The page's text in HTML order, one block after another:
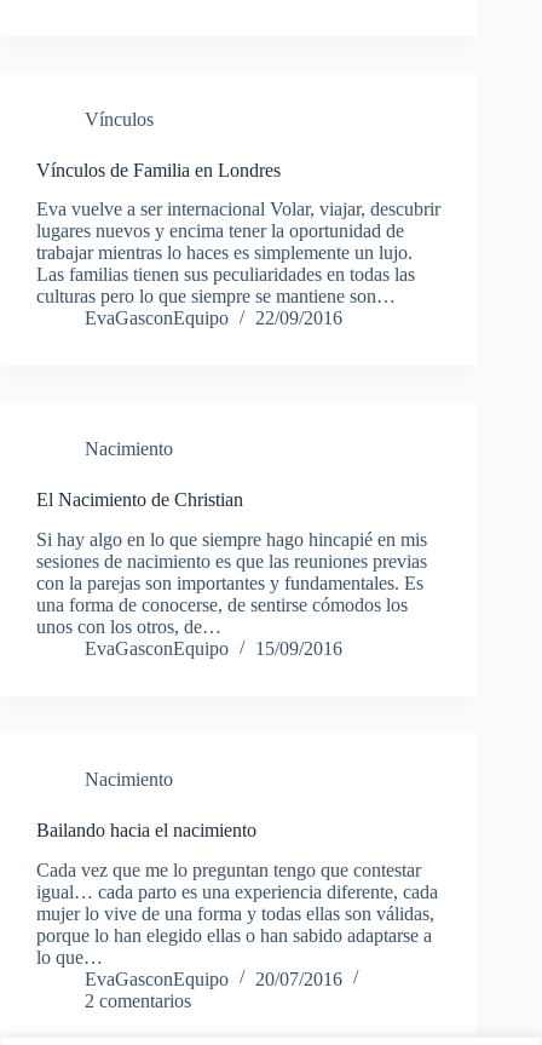
Vínculos
Vínculos de Familia en Londres
Eva vuelve a ser internacional Volar, viajar, descubrir
lugares nuevos y encima tener la oportunidad de
trabajar mientras lo haces es simplemente un lujo.
Las familias tienen sus peculiaridades en todas las
culturas pero lo que siempre se mantiene son…
EvaGasconEquipo
22/09/2016
Nacimiento
El Nacimiento de Christian
Si hay algo en lo que siempre hago hincapié en mis
sesiones de nacimiento es que las reuniones previas
con la parejas son importantes y fundamentales. Es
una forma de conocerse, de sentirse cómodos los
unos con los otros, de…
EvaGasconEquipo
15/09/2016
Nacimiento
Bailando hacia el nacimiento
Cada vez que me lo preguntan tengo que contestar
igual… cada parto es una experiencia diferente, cada
mujer lo vive de una forma y todas ellas son válidas,
porque lo han elegido ellas o han sabido adaptarse a
lo que…
EvaGasconEquipo
20/07/2016
2 comentarios